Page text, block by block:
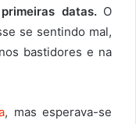
datas.O
se sentindo mal,
bastidores e na
, mas esperava-se